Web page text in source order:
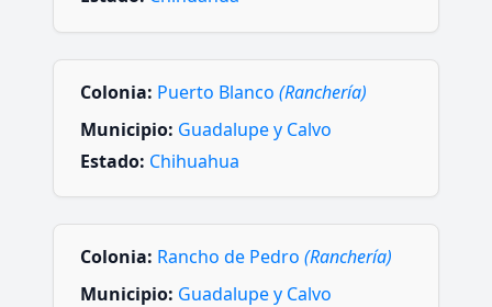
Colonia: Puerto Blanco (Ranchería)
Municipio: Guadalupe y Calvo
Estado: Chihuahua
Colonia: Rancho de Pedro (Ranchería)
Municipio: Guadalupe y Calvo